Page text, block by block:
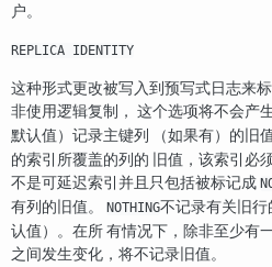
户。
REPLICA IDENTITY
这种形式更改被写入到预写式日志来
非使用逻辑复制， 这个选项将不会产生
默认值）记录主键列 （如果有）的旧值
的索引所覆盖的列的 旧值，该索引必
不是可延迟索引并且只包括被标记成
有列的旧值。
NOTHING不记录有关旧
认值）。在所 有情况下，除非至少有
之间发生变化，将不记录旧值。